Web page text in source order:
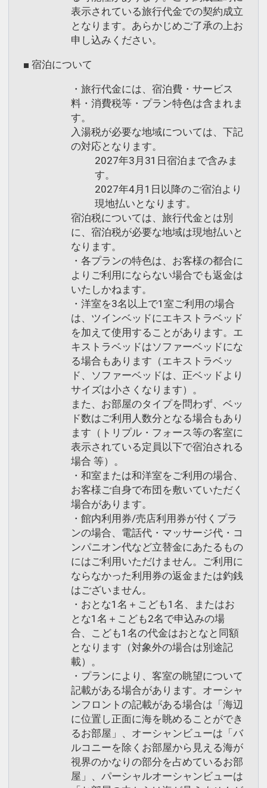
設定期間：2026年4月1日～2026年11月
インターネットコース番号：DP-1-
表示されている旅行代金での契約成立
となります。あらかじめご了承の上お
申し込みください。
■ 宿泊について
・旅行代金には、宿泊費・サービス
料・消費税等・プラン特色は含まれま
す。
入湯税が必要な地域については、下記
の対応となります。
2027年3月31日宿泊まで含みま
す。
2027年4月1日以降のご宿泊より
現地払いとなります。
宿泊税については、旅行代金とは別
に、宿泊税が必要な地域は現地払いと
なります。
・各プランの特色は、お客様の都合に
よりご利用にならない場合でも返金は
いたしかねます。
・洋室を3名以上で1室ご利用の場合
は、ツインベッドにエキストラベッド
を加えて使用することがあります。エ
キストラベッドはソファーベッドにな
る場合もあります（エキストラベッ
ド、ソファーベッドは、正ベッドより
サイズは小さくなります）。
また、お部屋のタイプを問わず、ベッ
ド数はご利用人数分となる場合もあり
ます（トリプル・フォース等の客室に
表示されている定員以下で宿泊される
場合 等）。
・和室または和洋室をご利用の場合、
お客様ご自身で布団を敷いていただく
場合があります。
・館内利用券/売店利用券が付くプラ
ンの場合、電話代・マッサージ代・コ
ンパニオン代など立替金にあたるもの
にはご利用いただけません。ご利用に
ならなかった利用券の返金または釣銭
はございません。
・おとな1名＋こども1名、またはお
とな1名＋こども2名で申込みの場
合、こども1名の代金はおとなと同額
となります（対象外の場合は別途記
載）。
・プランにより、客室の眺望について
記載がある場合があります。オーシャ
ンフロントの記載がある場合は「海辺
に位置し正面に海を眺めることができ
るお部屋」、オーシャンビューは「バ
ルコニーを除くお部屋から見える海が
視界のかなりの部分を占めているお部
屋」、パーシャルオーシャンビューは